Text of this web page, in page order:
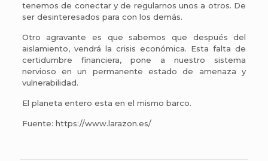
tenemos de conectar y de regularnos unos a otros. De
ser desinteresados para con los demás.
Otro agravante es que sabemos que después del
aislamiento, vendrá la crisis económica. Esta falta de
certidumbre financiera, pone a nuestro sistema
nervioso en un permanente estado de amenaza y
vulnerabilidad.
El planeta entero esta en el mismo barco.
Fuente: https://www.larazon.es/